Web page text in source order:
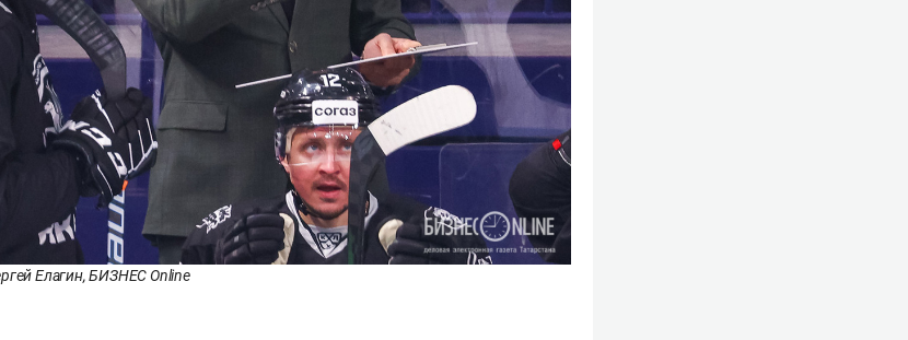
Елагин, БИЗНЕС Online